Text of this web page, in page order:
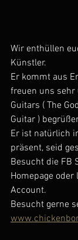
Wir enthüllen
Künstler.
Er kommt aus
freuen uns sehr
Guitars ( The
Guitar )
Er ist natürlich
präsent, seid
Besucht die FB
Homepage
Account.
Besucht gerne